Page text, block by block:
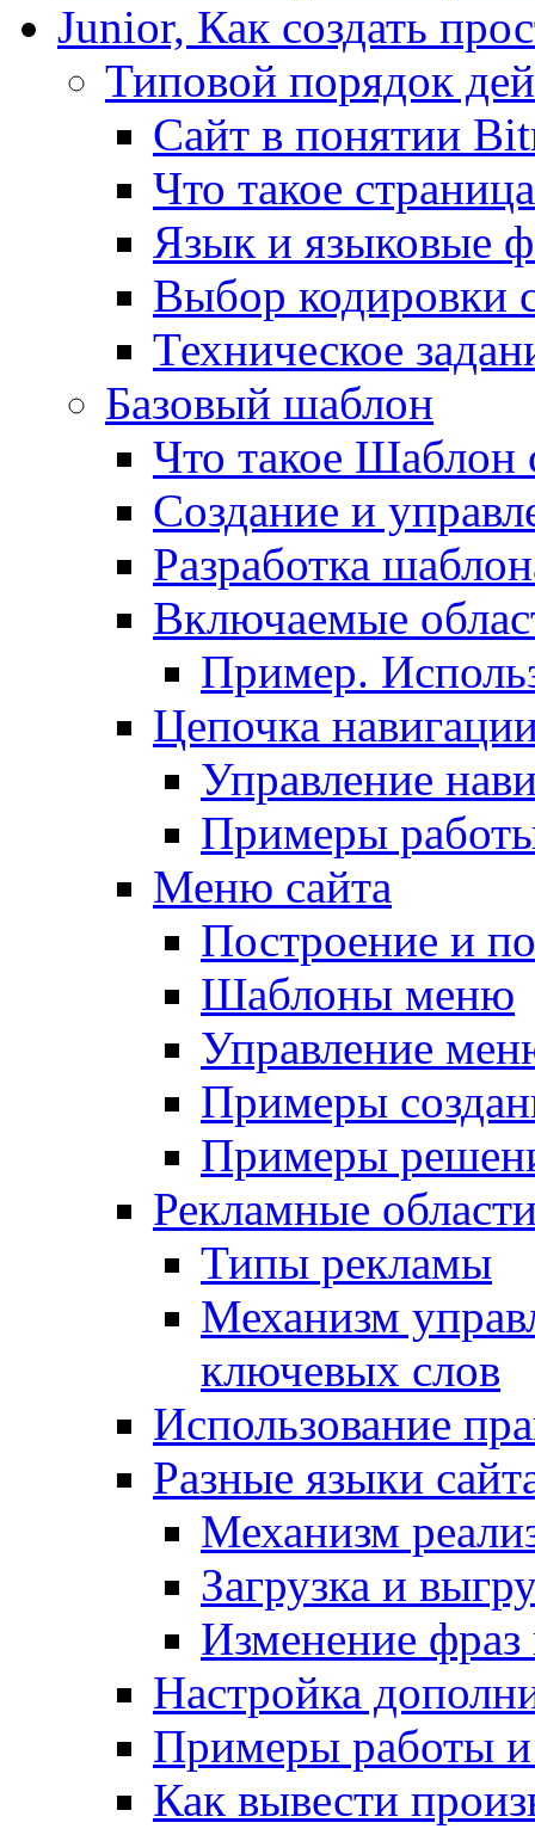
Junior, Как создать
Типовой порядок
Сайт в понятии
Что такое страница
Язык и языковые
Выбор кодировки
Техническое
Базовый шаблон
Что такое Шаблон
Создание и
Разработка
Включаемые
Пример.
Цепочка
Управление
Примеры
Меню сайта
Построение и
Шаблоны меню
Управление
Примеры
Примеры
Рекламные
Типы рекламы
Механизм
ключевых слов
Использование
Разные языки
Механизм
Загрузка и
Изменение
Настройка
Примеры работы
Как вывести